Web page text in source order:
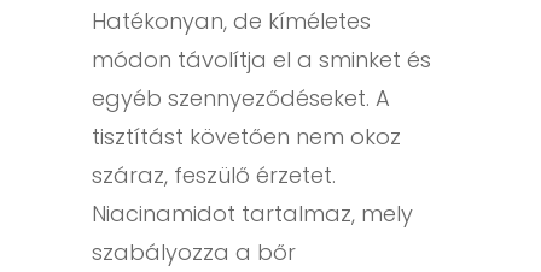
Hatékonyan, de kíméletes
módon távolítja el a sminket és
egyéb szennyeződéseket. A
tisztítást követően nem okoz
száraz, feszülő érzetet.
Niacinamidot tartalmaz, mely
szabályozza a bőr